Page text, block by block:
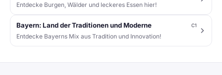
Entdecke Burgen, Wälder und leckeres Essen hier!
Bayern: Land der Traditionen und Moderne C1
Entdecke Bayerns Mix aus Tradition und Innovation!